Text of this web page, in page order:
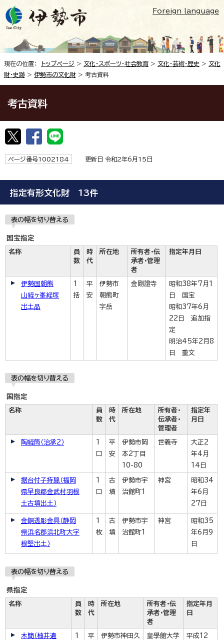
Foreign language
現在の位置： トップページ > 文化・スポーツ・社会教育 > 文化・芸術・歴史 > 文化
財・史跡 > 伊勢市の文化財 > 考古資料
考古資料
ページ番号1002184 更新日 令和2年6月15日
指定有形文化財 13件
表の幅を切り替える
国宝指定
名称
員
数
時
代
所在地
所有者・伝
承者・管理
者
指定年月日
伊勢国朝熊
山経ヶ峯経塚
出土品
括
平
安
伊勢市
朝熊町
字岳
金剛證寺
昭和38年7月1
日 国宝
昭和37年6月
22日 追加指
定
明治45年2月8
日 重文
表の幅を切り替える
国指定
名称
員
数
時
代
所在地
所有者・
伝承者・
管理者
指定年
月日
陶経筒（治承2）
平
安
伊勢市岡
本2丁目
10-80
世義寺
大正2
年4月
14日
据台付子持𤭯（福岡
県早良郡金武村羽根
土古墳出土）
古
墳
伊勢市宇
治館町1
神宮
昭和34
年6月
27日
金銅透彫金具（静岡
県浜名郡浜北町大字
根堅出土）
枚
古
墳
伊勢市宇
治館町1
神宮
昭和35
年6月9
日
表の幅を切り替える
県指定
名称
員
数
時
代
所在地
所有者・伝
承者・管理
者
指定年月
日
木簡（柚井遺
平
伊勢市神田久
皇學館大学
平成12